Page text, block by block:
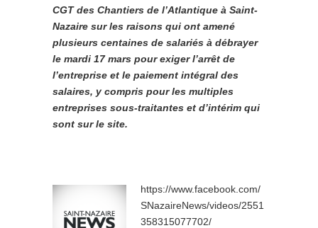
CGT des Chantiers de l’Atlantique à Saint-
Nazaire sur les raisons qui ont amené
plusieurs centaines de salariés à débrayer
le mardi 17 mars pour exiger l’arrêt de
l’entreprise et le paiement intégral des
salaires, y compris pour les multiples
entreprises sous-traitantes et d’intérim qui
sont sur le site.
https://www.facebook.com/
SNazaireNews/videos/2551
358315077702/